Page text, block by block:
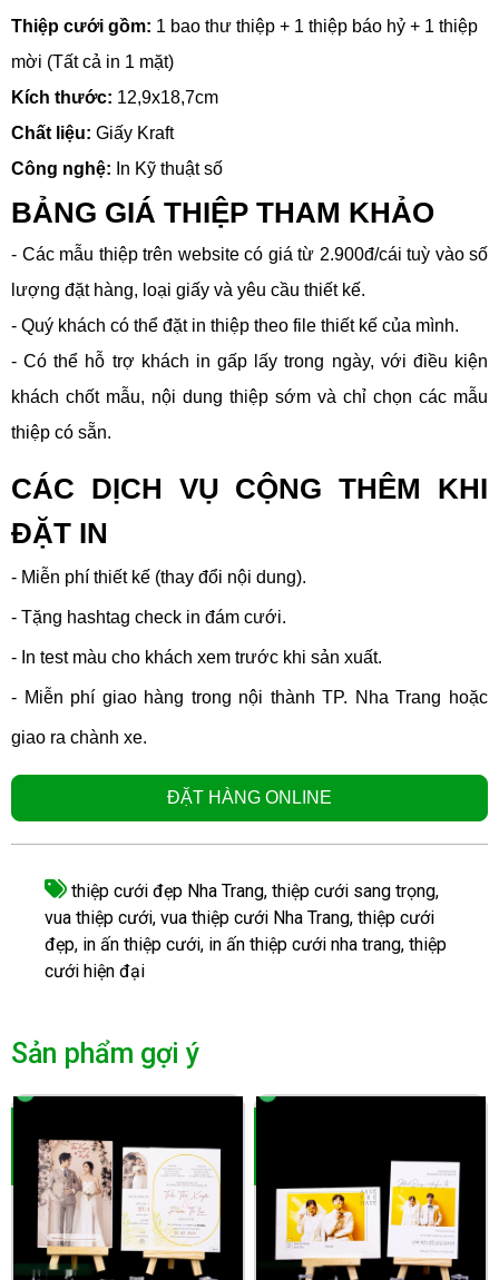
Thiệp cưới gồm: 1 bao thư thiệp + 1 thiệp báo hỷ + 1 thiệp
mời (Tất cả in 1 mặt)
Kích thước: 12,9x18,7cm
Chất liệu: Giấy Kraft
Công nghệ: In Kỹ thuật số
BẢNG GIÁ THIỆP THAM KHẢO
- Các mẫu thiệp trên website có giá từ 2.900đ/cái tuỳ vào số
lượng đặt hàng, loại giấy và yêu cầu thiết kế.
- Quý khách có thể đặt in thiệp theo file thiết kế của mình.
- Có thể hỗ trợ khách in gấp lấy trong ngày, với điều kiện
khách chốt mẫu, nội dung thiệp sớm và chỉ chọn các mẫu
thiệp có sẵn.
CÁC DỊCH VỤ CỘNG THÊM KHI
ĐẶT IN
- Miễn phí thiết kế (thay đổi nội dung).
- Tặng hashtag check in đám cưới.
- In test màu cho khách xem trước khi sản xuất.
- Miễn phí giao hàng trong nội thành TP. Nha Trang hoặc
giao ra chành xe.
ĐẶT HÀNG ONLINE
thiệp cưới đẹp Nha Trang, thiệp cưới sang trọng,
vua thiệp cưới, vua thiệp cưới Nha Trang, thiệp cưới
đẹp, in ấn thiệp cưới, in ấn thiệp cưới nha trang, thiệp
cưới hiện đại
Sản phẩm gợi ý